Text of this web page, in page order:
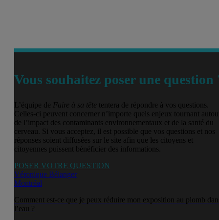
Vous souhaitez poser une question
L’équipe de Faire à sa tête tentera de répondre à vos questions.
Celles-ci peuvent concerner n’importe quels enjeux tournant
de l’impact des contaminants environnementaux et de la santé du
cerveau. Si vous acceptez, il est possible que vos questions et nos
réponses soient diffusées sur le site afin que les citoyens et
citoyennes puissent bénéficier des informations.
POSER VOTRE QUESTION
Véronique Bélanger
Montréal
Comment est-ce que je peux réduire mon exposition au plomb
l’eau ?